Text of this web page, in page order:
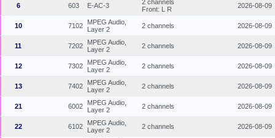
6 603 E-AC-3
2 channels
Front: L R
2026-08-09
10 7102
MPEG Audio,
Layer 2
2 channels 2026-08-09
11 7202
MPEG Audio,
Layer 2
2 channels 2026-08-09
12 7302
MPEG Audio,
Layer 2
2 channels 2026-08-09
13 7402
MPEG Audio,
Layer 2
2 channels 2026-08-09
21 6002
MPEG Audio,
Layer 2
2 channels 2026-08-09
22 6102
MPEG Audio,
Layer 2
2 channels 2026-08-09